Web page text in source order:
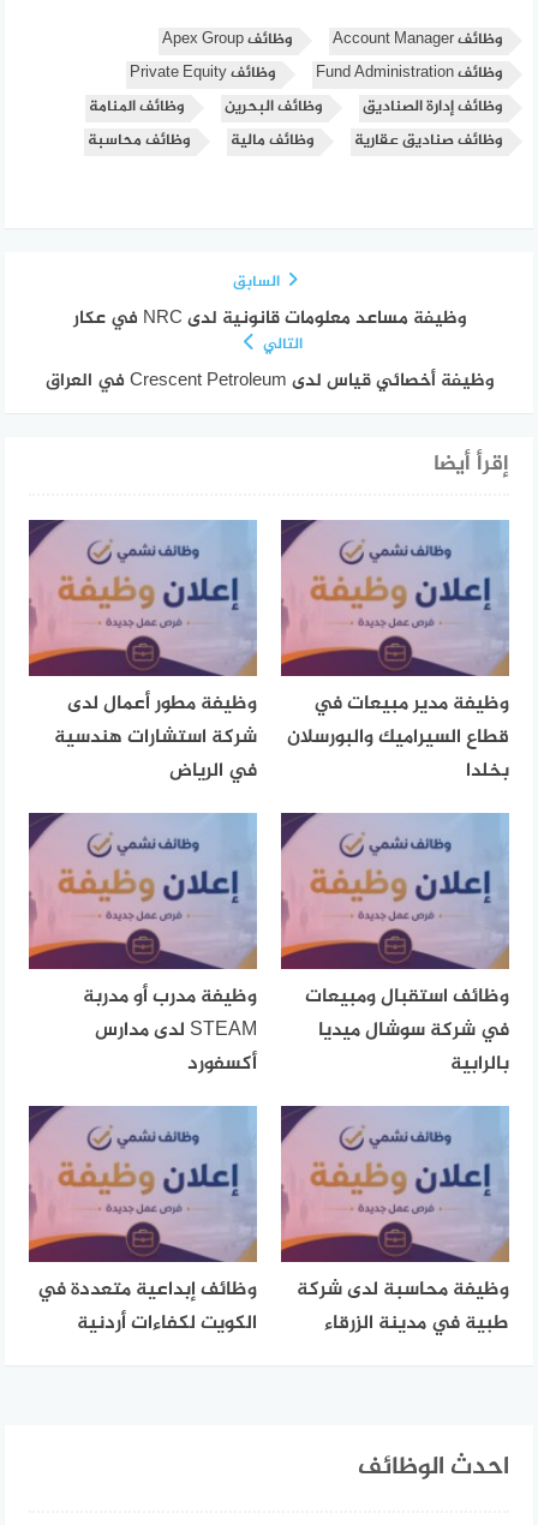
وظائف Account Manager
وظائف Apex Group
وظائف Fund Administration
وظائف Private Equity
وظائف إدارة الصناديق
وظائف البحرين
وظائف المنامة
وظائف صناديق عقارية
وظائف مالية وظائف محاسبة
السابق
وظيفة مساعد معلومات قانونية لدى NRC في عكار
التالي
وظيفة أخصائي قياس لدى Crescent Petroleum في العراق
إقرأ أيضا
وظيفة مدير مبيعات في
قطاع السيراميك والبورسلان
بخلدا
وظيفة مطور أعمال لدى
شركة استشارات هندسية
في الرياض
وظائف استقبال ومبيعات
في شركة سوشال ميديا
بالرابية
وظيفة مدرب أو مدربة
STEAM لدى مدارس
أكسفورد
وظيفة محاسبة لدى شركة
طبية في مدينة الزرقاء
وظائف إبداعية متعددة في
الكويت لكفاءات أردنية
احدث الوظائف